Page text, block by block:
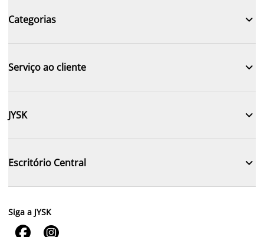
Categorias 
Serviço ao cliente 
JYSK 
Escritório Central 
Siga a JYSK
 